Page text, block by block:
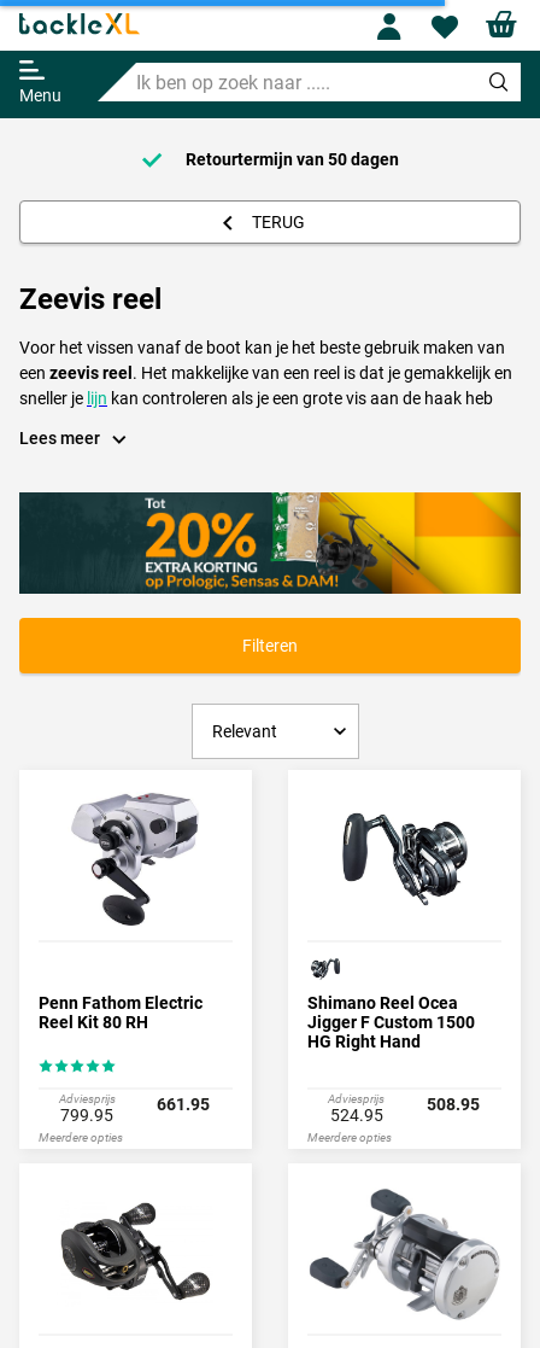
Menu
Ik
ben
op
naar
Profile
50 dagen
TERUG
Zeevis reel
Voor het vissen vanaf de boot kan je het beste gebruik maken van
een zeevis reel . Het makkelijke van een reel is dat je gemakkelijk en
sneller je lijn kan controleren als je een grote vis aan de haak heb
hiermee. Wist je dat? Sommige zeevis reels zijn voorzien van een
hoeveel lijn er afspoelt zodat u altijd op dezelfde diepte kunt vissen!
Zeevis reel kopen?
Een Zeevis reel kopen doe je bij TackleXL.nl. TackleXL.nl beschikt
over een breed assortiment aan zeevis reels voor ieder wat wils.
Voor elke visserij en budget zijn er reels te verkrijgen!
Lees meer
Filteren
Penn Fathom Electric
Reel Kit 80 RH
Adviesprijs
799.95
661.95
Meerdere opties
Shimano Reel Ocea
Jigger F Custom 1500
HG Right Hand
Adviesprijs
524.95
508.95
Meerdere opties